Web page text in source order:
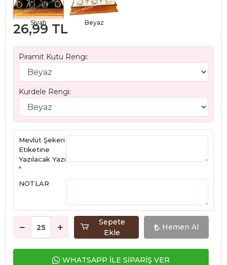
Siyah Beyaz
26,99 TL
Piramit Kutu Rengi:
Kurdele Rengi:
Mevlüt Şekeri
Etiketine
Yazılacak Yazı
*
NOTLAR
Sepete
Ekle
Hemen Al
WHATSAPP İLE SİPARİŞ VER